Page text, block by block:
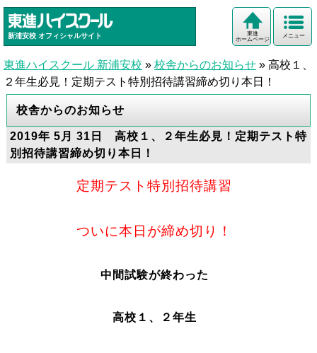
新浦安校 オフィシャルサイト メニュー
東進
ホームページ
東進ハイスクール 新浦安校 » 校舎からのお知らせ » 高校１、
２年生必見！定期テスト特別招待講習締め切り本日！
校舎からのお知らせ
2019年 5月 31日 高校１、２年生必見！定期テスト特
別招待講習締め切り本日！
定期テスト特別招待講習
ついに本日が締め切り！
中間試験が終わった
高校１、２年生